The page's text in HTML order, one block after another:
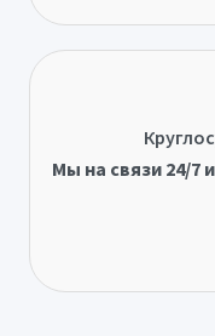
Мы на связи 24/7